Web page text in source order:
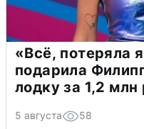
«Всё, потеряла
подарила
лодку за 1,2 млн
5 августа 58